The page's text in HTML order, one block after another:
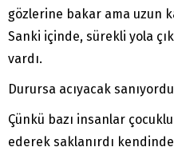
gözlerine bakar ama uzun
Sanki içinde, sürekli yola
vardı.
Durursa acıyacak
Çünkü bazı insanlar
ederek saklanırdı